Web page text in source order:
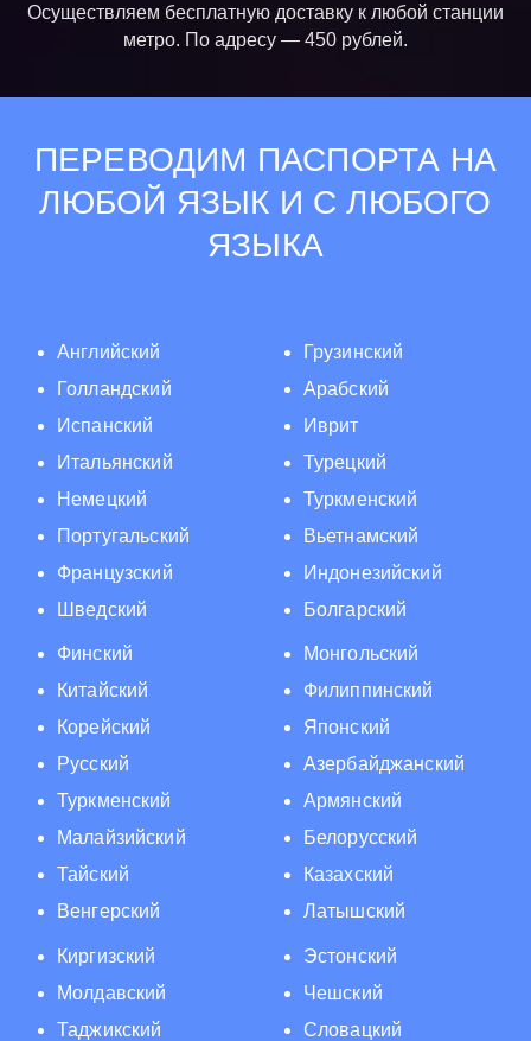
Осуществляем бесплатную доставку к любой станции
метро. По адресу — 450 рублей.
ПЕРЕВОДИМ ПАСПОРТА НА
ЛЮБОЙ ЯЗЫК И С ЛЮБОГО
ЯЗЫКА
Английский
Голландский
Испанский
Итальянский
Немецкий
Португальский
Французский
Шведский
Грузинский
Арабский
Иврит
Турецкий
Туркменский
Вьетнамский
Индонезийский
Болгарский
Финский
Китайский
Корейский
Русский
Туркменский
Малайзийский
Тайский
Венгерский
Монгольский
Филиппинский
Японский
Азербайджанский
Армянский
Белорусский
Казахский
Латышский
Киргизский
Молдавский
Таджикский
Эстонский
Чешский
Словацкий